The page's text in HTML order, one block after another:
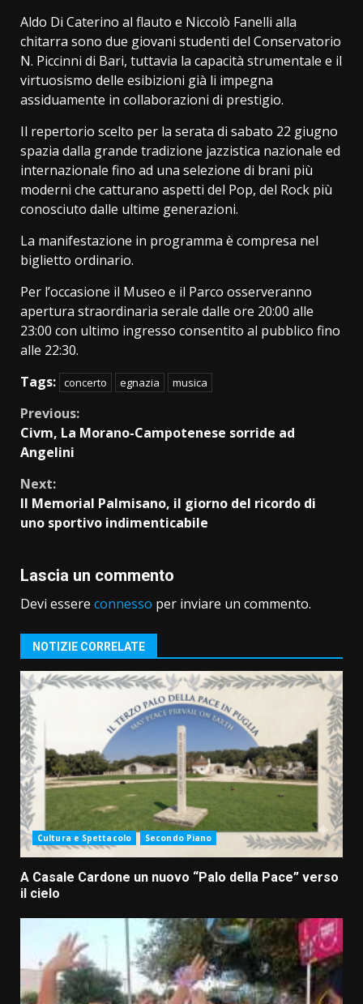
Aldo Di Caterino al flauto e Niccolò Fanelli alla
chitarra sono due giovani studenti del Conservatorio
N. Piccinni di Bari, tuttavia la capacità strumentale e il
virtuosismo delle esibizioni già li impegna
assiduamente in collaborazioni di prestigio.
Il repertorio scelto per la serata di sabato 22 giugno
spazia dalla grande tradizione jazzistica nazionale ed
internazionale fino ad una selezione di brani più
moderni che catturano aspetti del Pop, del Rock più
conosciuto dalle ultime generazioni.
La manifestazione in programma è compresa nel
biglietto ordinario.
Per l’occasione il Museo e il Parco osserveranno
apertura straordinaria serale dalle ore 20:00 alle
23:00 con ultimo ingresso consentito al pubblico fino
alle 22:30.
Tags: concerto egnazia musica
Continue
Reading
Previous:
Civm, La Morano-Campotenese sorride ad
Angelini
Next:
Il Memorial Palmisano, il giorno del ricordo di
uno sportivo indimenticabile
Lascia un commento
Devi essere connesso per inviare un commento.
NOTIZIE CORRELATE
Cultura e Spettacolo Secondo Piano
A Casale Cardone un nuovo “Palo della Pace” verso
il cielo